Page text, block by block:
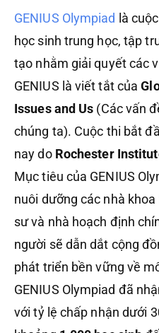
GENIUS Olympiad là
học sinh trung học, tập
tạo nhằm giải quyết các
GENIUS là viết tắt của
Issues and Us (Các vấn
chúng ta). Cuộc thi bắt
nay do Rochester
Mục tiêu của GENIUS
nuôi dưỡng các nhà
sư và nhà hoạch định
người sẽ dẫn dắt cộng
phát triển bền vững về
GENIUS Olympiad đã
với tỷ lệ chấp nhận dưới